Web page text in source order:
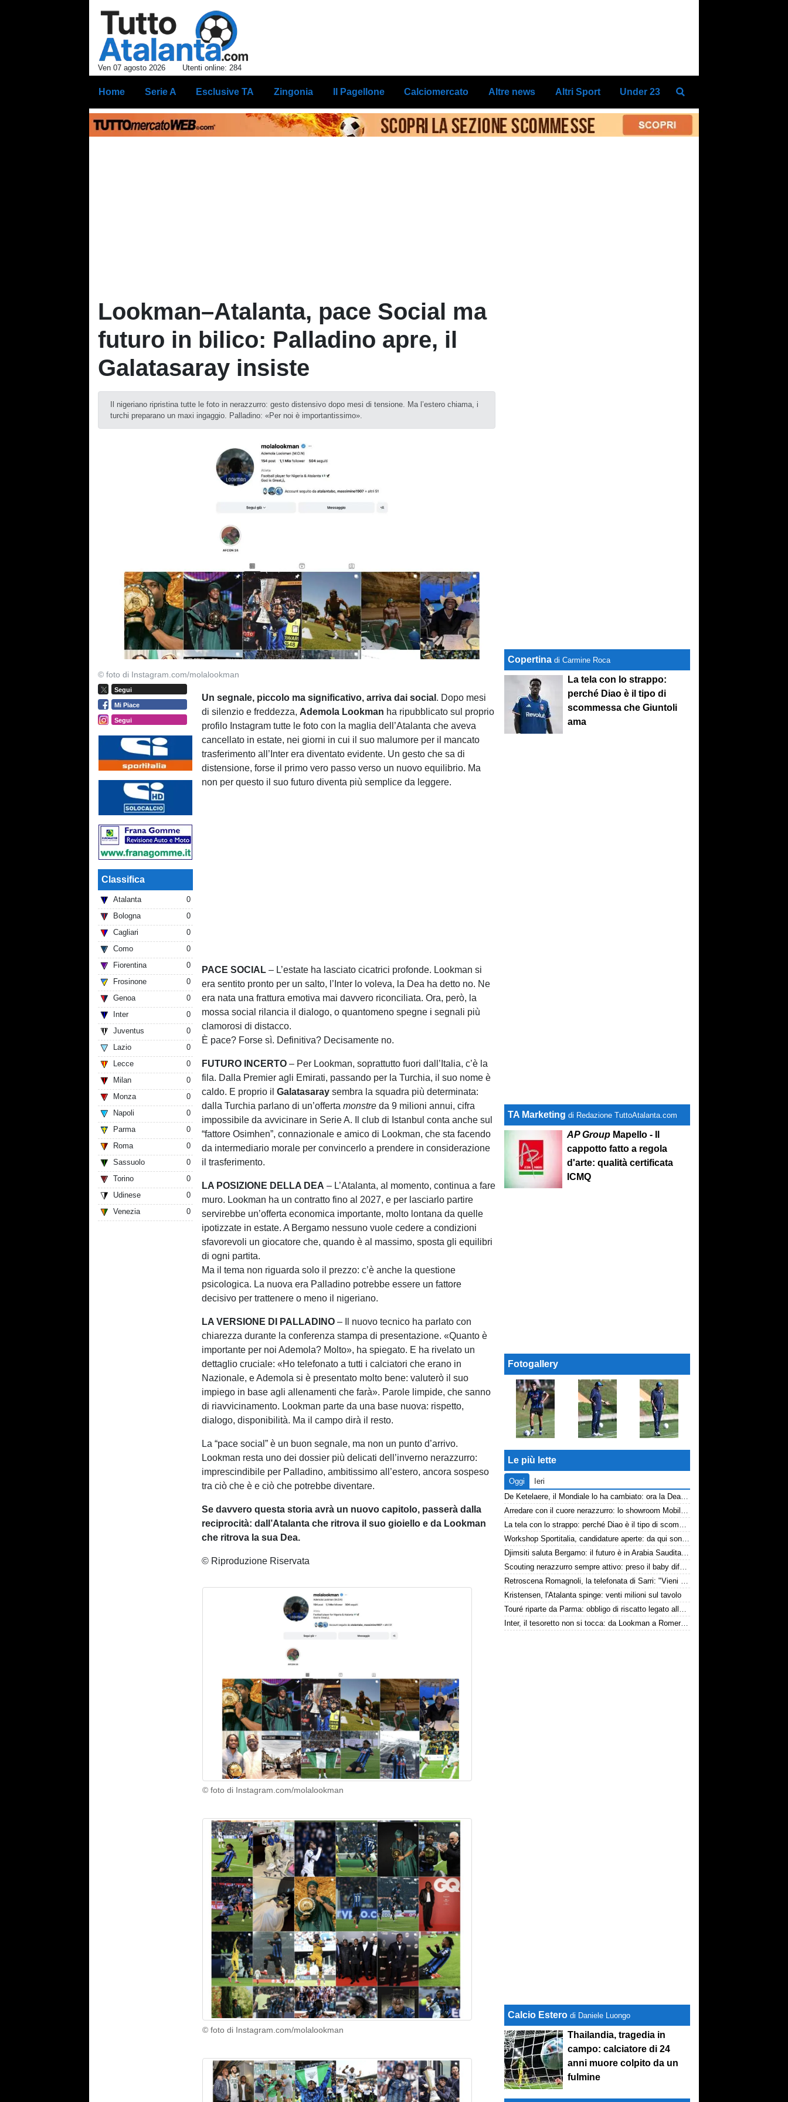
Ven 07 agosto 2026 Utenti online: 284
Home Serie A Esclusive TA Zingonia Il Pagellone Calciomercato Altre news Altri Sport Under 23
Lookman–Atalanta, pace Social ma
futuro in bilico: Palladino apre, il
Galatasaray insiste
Il nigeriano ripristina tutte le foto in nerazzurro: gesto distensivo dopo mesi di tensione. Ma l’estero chiama, i
turchi preparano un maxi ingaggio. Palladino: «Per noi è importantissimo».
© foto di Instagram.com/molalookman
Segui
Mi Piace
Segui
Classifica
Atalanta
0
Bologna
0
Cagliari
0
Como
0
Fiorentina
0
Frosinone
0
Genoa
0
Inter
0
Juventus
0
Lazio
0
Lecce
0
Milan
0
Monza
0
Napoli
0
Parma
0
Roma
0
Sassuolo
0
Torino
0
Udinese
0
Venezia
0
Un segnale, piccolo ma significativo, arriva dai social . Dopo mesi
di silenzio e freddezza, Ademola Lookman ha ripubblicato sul proprio
profilo Instagram tutte le foto con la maglia dell’Atalanta che aveva
cancellato in estate, nei giorni in cui il suo malumore per il mancato
trasferimento all’Inter era diventato evidente. Un gesto che sa di
distensione, forse il primo vero passo verso un nuovo equilibrio. Ma
non per questo il suo futuro diventa più semplice da leggere.
PACE SOCIAL– L’estate ha lasciato cicatrici profonde. Lookman si
era sentito pronto per un salto, l’Inter lo voleva, la Dea ha detto no. Ne
era nata una frattura emotiva mai davvero riconciliata. Ora, però, la
mossa social rilancia il dialogo, o quantomeno spegne i segnali più
clamorosi di distacco.
È pace? Forse sì. Definitiva? Decisamente no.
FUTURO INCERTO– Per Lookman, soprattutto fuori dall’Italia, c’è la
fila. Dalla Premier agli Emirati, passando per la Turchia, il suo nome è
caldo. E proprio ilGalatasaray sembra la squadra più determinata:
dalla Turchia parlano di un’offertamonstre da 9 milioni annui, cifra
impossibile da avvicinare in Serie A. Il club di Istanbul conta anche sul
“fattore Osimhen”, connazionale e amico di Lookman, che sta facendo
da intermediario morale per convincerlo a prendere in considerazione
il trasferimento.
LA POSIZIONE DELLA DEA – L’Atalanta, al momento, continua a fare
muro. Lookman ha un contratto fino al 2027, e per lasciarlo partire
servirebbe un’offerta economica importante, molto lontana da quelle
ipotizzate in estate. A Bergamo nessuno vuole cedere a condizioni
sfavorevoli un giocatore che, quando è al massimo, sposta gli equilibri
di ogni partita.
Ma il tema non riguarda solo il prezzo: c’è anche la questione
psicologica. La nuova era Palladino potrebbe essere un fattore
decisivo per trattenere o meno il nigeriano.
LA VERSIONE DI PALLADINO– Il nuovo tecnico ha parlato con
chiarezza durante la conferenza stampa di presentazione. «Quanto è
importante per noi Ademola? Molto», ha spiegato. E ha rivelato un
dettaglio cruciale: «Ho telefonato a tutti i calciatori che erano in
Nazionale, e Ademola si è presentato molto bene: valuterò il suo
impiego in base agli allenamenti che farà». Parole limpide, che sanno
di riavvicinamento. Lookman parte da una base nuova: rispetto,
dialogo, disponibilità. Ma il campo dirà il resto.
La “pace social” è un buon segnale, ma non un punto d’arrivo.
Lookman resta uno dei dossier più delicati dell’inverno nerazzurro:
imprescindibile per Palladino, ambitissimo all’estero, ancora sospeso
tra ciò che è e ciò che potrebbe diventare.
Se davvero questa storia avrà un nuovo capitolo, passerà dalla
reciprocità: dall’Atalanta che ritrova il suo gioiello e da Lookman
che ritrova la sua Dea.
© Riproduzione Riservata
© foto di Instagram.com/molalookman
© foto di Instagram.com/molalookman
Copertina di Carmine Roca
La tela con lo strappo:
perché Diao è il tipo di
scommessa che Giuntoli
ama
TA Marketing di Redazione TuttoAtalanta.com
AP Group Mapello - Il
cappotto fatto a regola
d'arte: qualità certificata
ICMQ
Fotogallery
Le più lette
Oggi
Ieri
De Ketelaere, il Mondiale lo ha cambiato: ora la Dea riparte da lui
Arredare con il cuore nerazzurro: lo showroom Mobilmondo a Osio Sotto. Quando essere di fede atalantina conviene
La tela con lo strappo: perché Diao è il tipo di scommessa che Giuntoli ama
Workshop Sportitalia, candidature aperte: da qui sono passate firme di Serie A
Djimsiti saluta Bergamo: il futuro è in Arabia Saudita! Tre milioni e firma biennale
Scouting nerazzurro sempre attivo: preso il baby difensore 2010 Levačić
Retroscena Romagnoli, la telefonata di Sarri: "Vieni con me a Bergamo"
Kristensen, l'Atalanta spinge: venti milioni sul tavolo
Touré riparte da Parma: obbligo di riscatto legato alla salvezza
Inter, il tesoretto non si tocca: da Lookman a Romero, un anno di rinunce
Calcio Estero di Daniele Luongo
Thailandia, tragedia in
campo: calciatore di 24
anni muore colpito da un
fulmine